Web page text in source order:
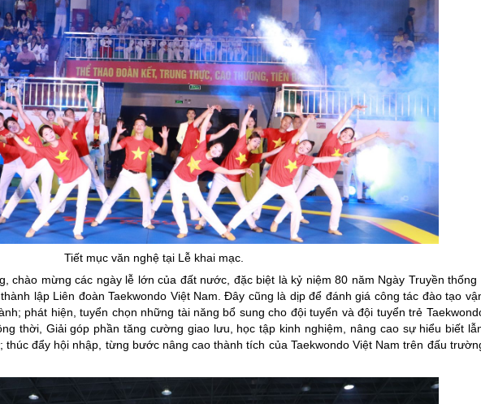
Tiết mục văn nghệ tại Lễ khai mạc.
chào mừng các ngày lễ lớn của đất nước, đặc biệt là kỷ niệm 80 năm Ngày Truyền thống
lập Liên đoàn Taekwondo Việt Nam. Đây cũng là dịp để đánh giá công tác đào tạo
phát hiện, tuyển chọn những tài năng bổ sung cho đội tuyển và đội tuyển trẻ
thời, Giải góp phần tăng cường giao lưu, học tập kinh nghiệm, nâng cao sự hiểu biết
đẩy hội nhập, từng bước nâng cao thành tích của Taekwondo Việt Nam trên đấu